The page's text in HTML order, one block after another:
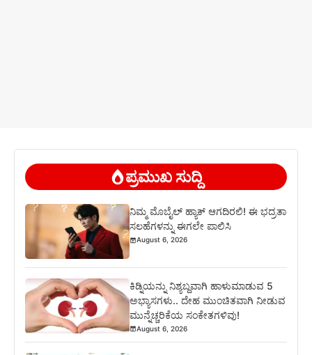
ಪ್ರಮುಖ ಸುದ್ದಿ
ನಿಮ್ಮ ಮೊಬೈಲ್ ಹ್ಯಾಕ್ ಆಗದಿರಲಿ! ಈ ಭದ್ರತಾ
ಸಲಹೆಗಳನ್ನು ಈಗಲೇ ಪಾಲಿಸಿ
August 6, 2026
ಕಿಡ್ನಿಯನ್ನು ನಿಶ್ಯಬ್ದವಾಗಿ ಹಾಳುಮಾಡುವ 5
ಅಭ್ಯಾಸಗಳು.. ದೇಹ ಮುಂಚಿತವಾಗಿ ನೀಡುವ
ಮುನ್ನೆಚ್ಚರಿಕೆಯ ಸಂಕೇತಗಳಿವು!
August 6, 2026